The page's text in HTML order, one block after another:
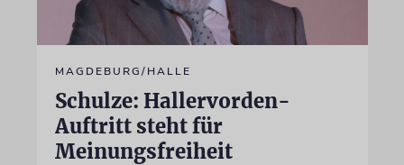
MAGDEBURG/HALLE
Schulze: Hallervorden-
Auftritt steht für
Meinungsfreiheit